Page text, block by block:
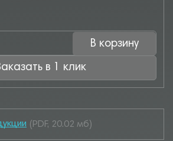
В корзину
Заказать в 1 клик
(PDF, 20.02 мб)